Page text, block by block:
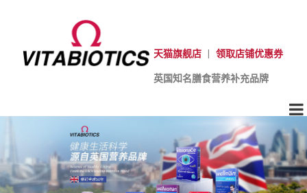
天猫旗舰店 领取店铺优惠券
英国知名膳食营养补充品牌